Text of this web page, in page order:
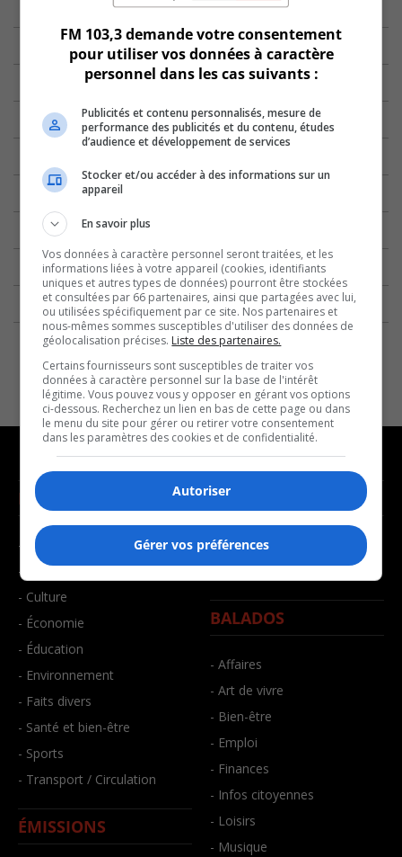
NOUVELLES
- Affaires municipales
- Communauté / Social
- Culture
- Économie
- Éducation
- Environnement
- Faits divers
- Santé et bien-être
- Sports
- Transport / Circulation
ÉMISSIONS
MUSIQUE
- Décompte franco
- Joué récemment
BALADOS
- Affaires
- Art de vivre
- Bien-être
- Emploi
- Finances
- Infos citoyennes
- Loisirs
- Musique
FM 103,3 demande votre consentement
pour utiliser vos données à caractère
personnel dans les cas suivants :
Publicités et contenu personnalisés, mesure de
performance des publicités et du contenu, études
d’audience et développement de services
Stocker et/ou accéder à des informations sur un
appareil
En savoir plus
Vos données à caractère personnel seront traitées, et les
informations liées à votre appareil (cookies, identifiants
uniques et autres types de données) pourront être stockées
et consultées par 66 partenaires, ainsi que partagées avec lui,
ou utilisées spécifiquement par ce site. Nos partenaires et
nous-mêmes sommes susceptibles d'utiliser des données de
géolocalisation précises. Liste des partenaires.
Certains fournisseurs sont susceptibles de traiter vos
données à caractère personnel sur la base de l'intérêt
légitime. Vous pouvez vous y opposer en gérant vos options
ci-dessous. Recherchez un lien en bas de cette page ou dans
le menu du site pour gérer ou retirer votre consentement
dans les paramètres des cookies et de confidentialité.
Autoriser
Gérer vos préférences